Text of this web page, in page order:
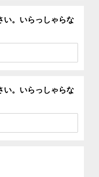
い。いらっしゃらな
い。いらっしゃらな